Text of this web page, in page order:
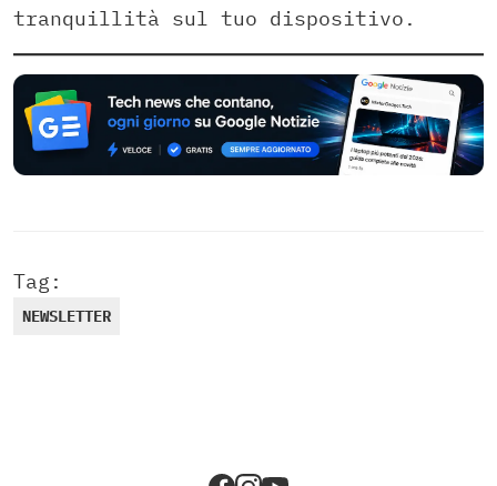
tranquillità sul tuo dispositivo.
Tag:
NEWSLETTER